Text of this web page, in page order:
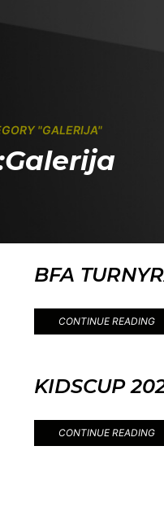
"GALERIJA"
BFA
CONTINUE READING
KIDSCUP
CONTINUE READING